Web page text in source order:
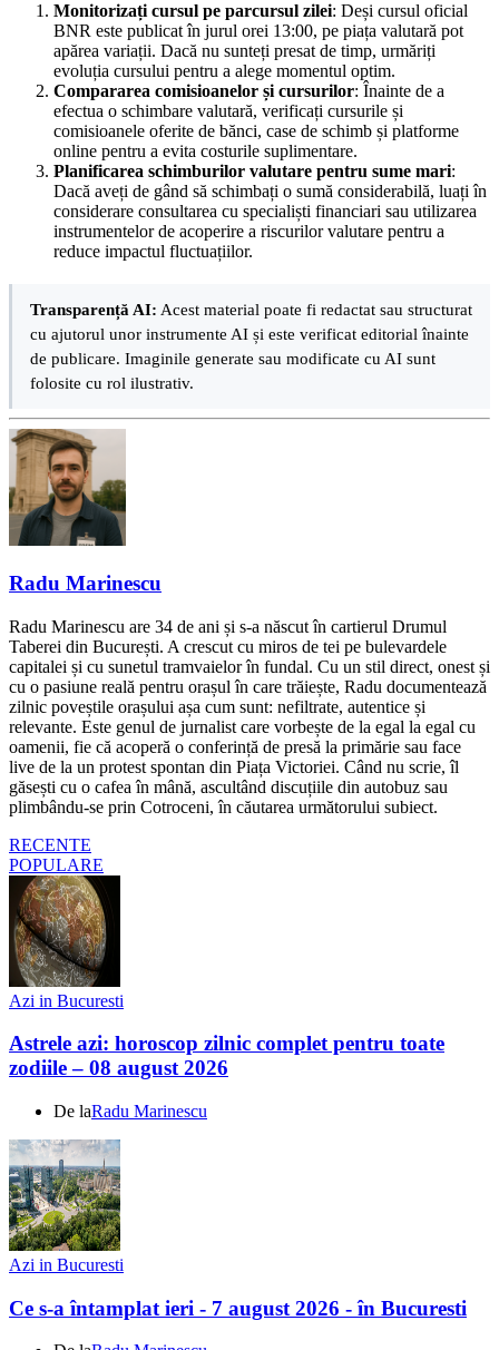
Monitorizați cursul pe parcursul zilei: Deși cursul oficial
BNR este publicat în jurul orei 13:00, pe piața valutară pot
apărea variații. Dacă nu sunteți presat de timp, urmăriți
evoluția cursului pentru a alege momentul optim.
Compararea comisioanelor și cursurilor: Înainte de a
efectua o schimbare valutară, verificați cursurile și
comisioanele oferite de bănci, case de schimb și platforme
online pentru a evita costurile suplimentare.
Planificarea schimburilor valutare pentru sume mari:
Dacă aveți de gând să schimbați o sumă considerabilă, luați în
considerare consultarea cu specialiști financiari sau utilizarea
instrumentelor de acoperire a riscurilor valutare pentru a
reduce impactul fluctuațiilor.
Transparență AI: Acest material poate fi redactat sau structurat
cu ajutorul unor instrumente AI și este verificat editorial înainte
de publicare. Imaginile generate sau modificate cu AI sunt
folosite cu rol ilustrativ.
Radu Marinescu
Radu Marinescu are 34 de ani și s-a născut în cartierul Drumul
Taberei din București. A crescut cu miros de tei pe bulevardele
capitalei și cu sunetul tramvaielor în fundal. Cu un stil direct, onest și
cu o pasiune reală pentru orașul în care trăiește, Radu documentează
zilnic poveștile orașului așa cum sunt: nefiltrate, autentice și
relevante. Este genul de jurnalist care vorbește de la egal la egal cu
oamenii, fie că acoperă o conferință de presă la primărie sau face
live de la un protest spontan din Piața Victoriei. Când nu scrie, îl
găsești cu o cafea în mână, ascultând discuțiile din autobuz sau
plimbându-se prin Cotroceni, în căutarea următorului subiect.
RECENTE
POPULARE
Azi in Bucuresti
Astrele azi: horoscop zilnic complet pentru toate
zodiile – 08 august 2026
De laRadu Marinescu
Azi in Bucuresti
Ce s-a întamplat ieri - 7 august 2026 - în Bucuresti